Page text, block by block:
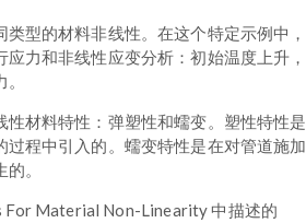
型的材料非线性。在这个特定示例中，
力和非线性应变分析：初始温度上升，
材料特性：弹塑性和蠕变。塑性特性是
程中引入的。蠕变特性是在对管道施加
。
For Material Non-Linearity 中描述的